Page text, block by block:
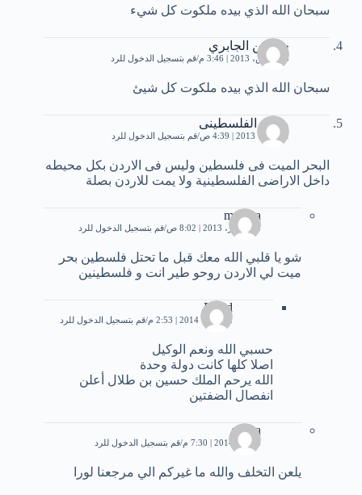
سبحان الله الذي بيده ملكوت كل شيء
حسنين الجابري
25 مارس، 2013 | 3:46 م قم بتسجيل الدخول للرد
سبحان الله الذي بيده ملكوت كل شيئ
محمد الفلسطينى
1 أكتوبر، 2013 | 4:39 ص قم بتسجيل الدخول للرد
البحر الميت فى فلسطين وليس فى الاردن بكل محيطه
داخل الاراضى الفلسطينية ولا يمت للاردن بصلة
madara
18 أكتوبر، 2013 | 8:02 ص قم بتسجيل الدخول للرد
شو يا قلبي الله معك قبل ما تحتل فلسطين بحر
ميت لي الاردن روحو طير انت و فلسطينين
Ra'ad
2 فبراير، 2014 | 2:53 م قم بتسجيل الدخول للرد
حسبي الله ونعم الوكيل
اصلا كلها كانت دولة وحدة
الله يرحم الملك حسين بن طلال أعلن
انفصال الضفتين
zeena
6 يناير، 2014 | 7:30 م قم بتسجيل الدخول للرد
يلعن التخلف والله ما غيركم الي مرجعنا لورا